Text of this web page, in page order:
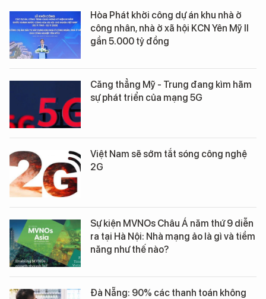
Hòa Phát khởi công dự án khu nhà ở
công nhân, nhà ở xã hội KCN Yên Mỹ II
gần 5.000 tỷ đồng
Căng thẳng Mỹ - Trung đang kìm hãm
sự phát triển của mạng 5G
Việt Nam sẽ sớm tắt sóng công nghệ
2G
Sự kiện MVNOs Châu Á năm thứ 9 diễn
ra tại Hà Nội: Nhà mạng ảo là gì và tiềm
năng như thế nào?
Đà Nẵng: 90% các thanh toán không